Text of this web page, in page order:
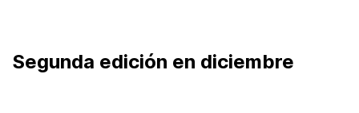
Segunda edición en diciembre